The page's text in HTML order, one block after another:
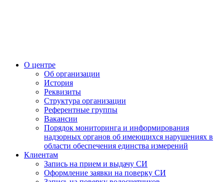
О центре
Об организации
История
Реквизиты
Структура организации
Референтные группы
Вакансии
Порядок мониторинга и информирования
надзорных органов об имеющихся нарушениях в
области обеспечения единства измерений
Клиентам
Запись на прием и выдачу СИ
Оформление заявки на поверку СИ